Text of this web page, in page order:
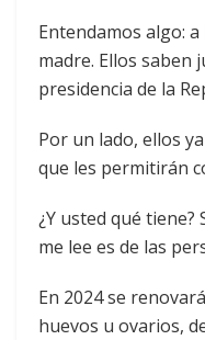
Entendamos algo:
madre. Ellos
presidencia de la
Por un lado, ellos
que les permitirán
¿Y usted qué
me lee es de las
En 2024 se
huevos u ovarios,